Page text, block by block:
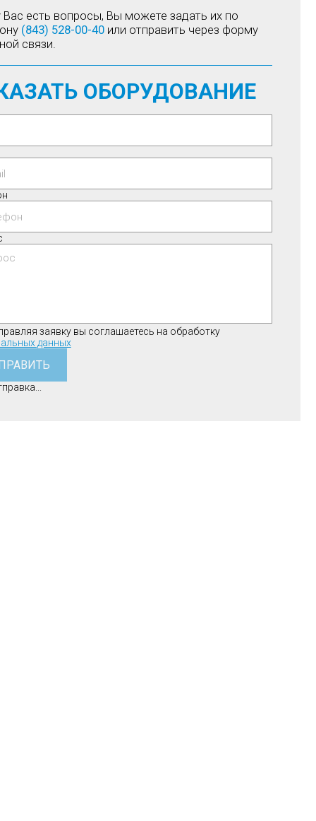
Вас есть вопросы, Вы можете задать их по
(843) 528-00-40или отправить через форму
связи.
ОБОРУДОВАНИЕ
заявку вы соглашаетесь на обработку
данных